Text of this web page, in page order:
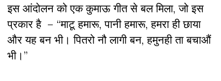
इस आंदोलन को एक कुमाऊ गीत से बल मिला, जो इस
प्रकार है – “माटू हमारू, पानी हमारू, हमरा ही छाया
और यह बन भी। पितरो नौ लागी बन, हमुनही ता बचाऔं
भी।”